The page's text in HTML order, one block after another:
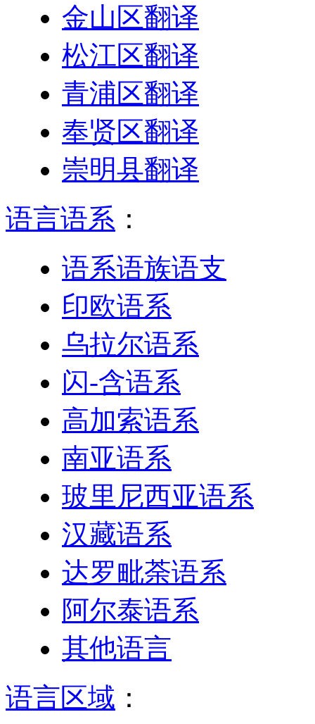
金山区翻译
松江区翻译
青浦区翻译
奉贤区翻译
崇明县翻译
语言语系 ：
语系语族语支
印欧语系
乌拉尔语系
闪-含语系
高加索语系
南亚语系
玻里尼西亚语系
汉藏语系
达罗毗荼语系
阿尔泰语系
其他语言
语言区域 ：